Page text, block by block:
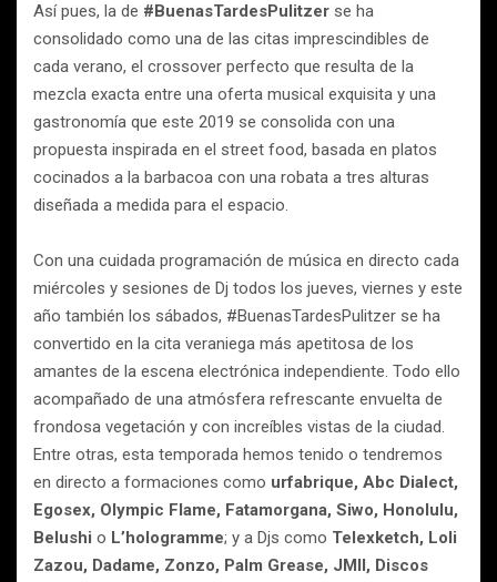
Así pues, la de #BuenasTardesPulitzer se ha
consolidado como una de las citas imprescindibles de
cada verano, el crossover perfecto que resulta de la
mezcla exacta entre una oferta musical exquisita y una
gastronomía que este 2019 se consolida con una
propuesta inspirada en el street food, basada en platos
cocinados a la barbacoa con una robata a tres alturas
diseñada a medida para el espacio.
Con una cuidada programación de música en directo cada
miércoles y sesiones de Dj todos los jueves, viernes y este
año también los sábados, #BuenasTardesPulitzer se ha
convertido en la cita veraniega más apetitosa de los
amantes de la escena electrónica independiente. Todo ello
acompañado de una atmósfera refrescante envuelta de
frondosa vegetación y con increíbles vistas de la ciudad.
Entre otras, esta temporada hemos tenido o tendremos
en directo a formaciones como urfabrique, Abc Dialect,
Egosex, Olympic Flame, Fatamorgana, Siwo, Honolulu,
Belushi o L’hologramme; y a Djs como Telexketch, Loli
Zazou, Dadame, Zonzo, Palm Grease, JMII, Discos